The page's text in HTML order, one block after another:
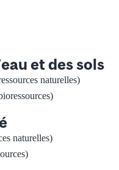
et des sols
naturelles)
naturelles)